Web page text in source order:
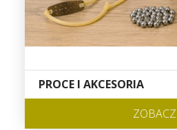
PROCE I AKCESORIA
ZOBACZ